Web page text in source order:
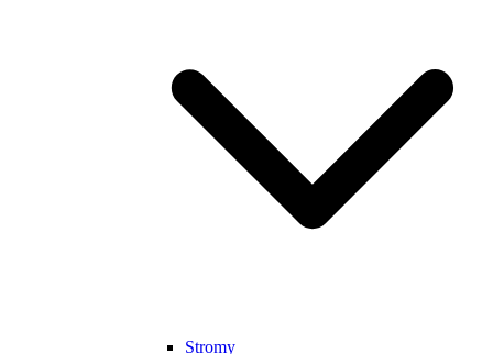
Stromy